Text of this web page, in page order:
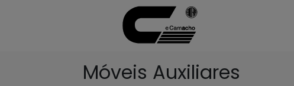
Móveis Auxiliares